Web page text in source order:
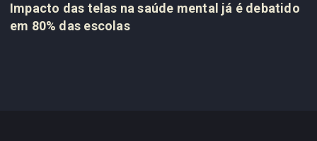
Impacto das telas na saúde mental já é debatido
em 80% das escolas